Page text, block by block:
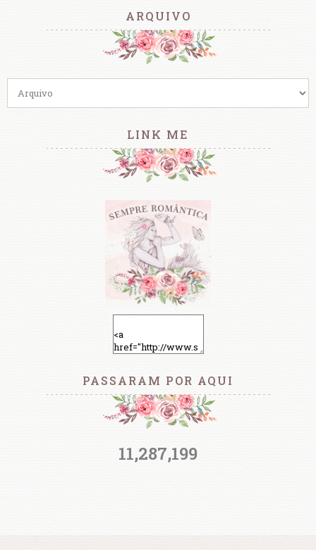
ARQUIVO
LINK ME
PASSARAM POR AQUI
11,287,199